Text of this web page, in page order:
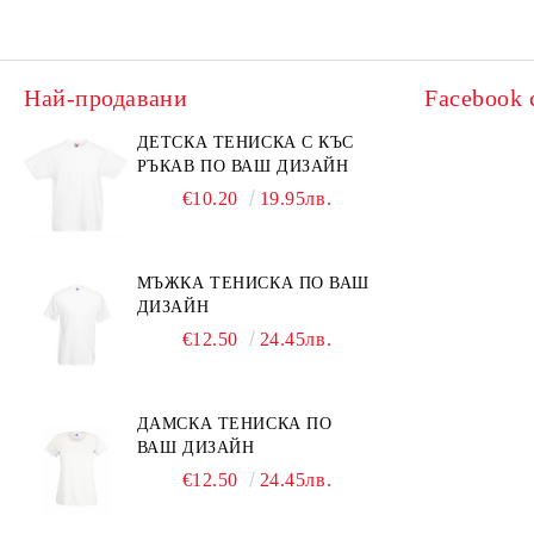
Най-продавани
ДЕТСКА ТЕНИСКА С КЪС
РЪКАВ ПО ВАШ ДИЗАЙН
€10.20 19.95лв.
МЪЖКА ТЕНИСКА ПО ВАШ
ДИЗАЙН
€12.50 24.45лв.
ДАМСКА ТЕНИСКА ПО
ВАШ ДИЗАЙН
€12.50 24.45лв.
Facebook